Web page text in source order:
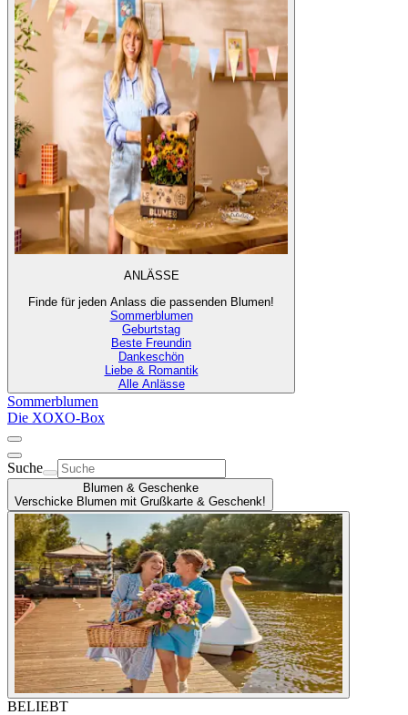
ANLÄSSE
Finde für jeden Anlass die passenden Blumen!
Sommerblumen
Geburtstag
Beste Freundin
Dankeschön
Liebe & Romantik
Alle Anlässe
Sommerblumen
Die XOXO-Box
Suche
Blumen & Geschenke
Verschicke Blumen mit Grußkarte & Geschenk!
BELIEBT